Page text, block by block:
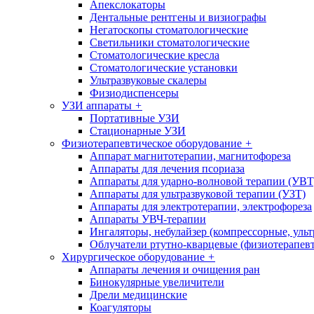
Апекслокаторы
Дентальные рентгены и визиографы
Негатоскопы стоматологические
Светильники стоматологические
Стоматологические кресла
Стоматологические установки
Ультразвуковые скалеры
Физиодиспенсеры
УЗИ аппараты +
Портативные УЗИ
Стационарные УЗИ
Физиотерапевтическое оборудование +
Аппарат магнитотерапии, магнитофореза
Аппараты для лечения псориаза
Аппараты для ударно-волновой терапии
Аппараты для ультразвуковой терапии (УЗТ)
Аппараты для электротерапии, электрофореза
Аппараты УВЧ-терапии
Ингаляторы, небулайзер (компрессорные,
Облучатели ртутно-кварцевые
Хирургическое оборудование +
Аппараты лечения и очищения ран
Бинокулярные увеличители
Дрели медицинские
Коагуляторы